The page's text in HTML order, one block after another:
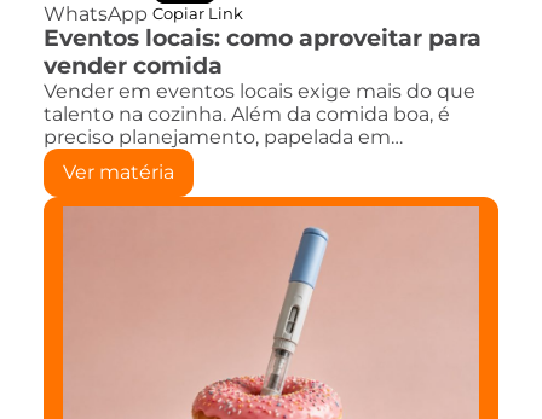
WhatsApp Copiar Link
Eventos locais: como aproveitar para
vender comida
Vender em eventos locais exige mais do que
talento na cozinha. Além da comida boa, é
preciso planejamento, papelada em…
Ver matéria